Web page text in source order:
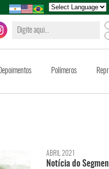
Depoimentos Polímeros
ABRIL 2021
Notícia do